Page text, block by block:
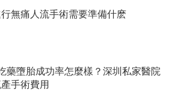
無痛人流手術需要準備什麽
藥墮胎成功率怎麼樣？深圳私家醫院
手術費用